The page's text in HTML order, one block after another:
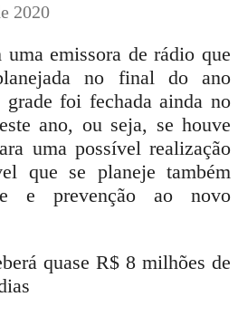
2020
emissora de rádio que
no final do ano
grade foi fechada ainda no
ano, ou seja, se houve
uma possível realização
que se planeje também
e prevenção ao novo
quase R$ 8 milhões de